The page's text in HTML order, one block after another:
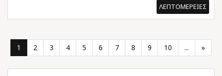
ΛΕΠΤΟΜΕΡΕΙΕΣ
1 2 3 4 5 6 7 8 9 10 ... »